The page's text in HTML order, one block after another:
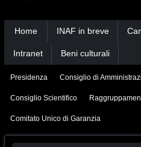
Home INAF in breve
Intranet Beni culturali
Presidenza Consiglio di
Consiglio Scientifico
Comitato Unico di Garanzia